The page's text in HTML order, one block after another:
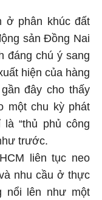
ở phân khúc đất
sản Đồng Nai
đáng chú ý sang
hiện của hàng
đây cho thấy
một chu kỳ phát
“thủ phủ công
trước.
liên tục neo
nhu cầu ở thực
nổi lên như một